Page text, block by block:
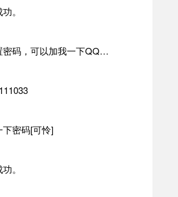
。
可以的，已经重置密码，可以加我一下QQ，留言后我就发密码给你。
密码[可怜]
。